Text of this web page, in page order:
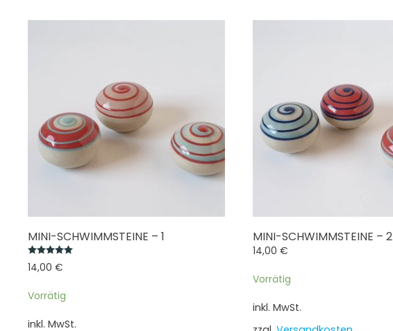
MINI-SCHWIMMSTEINE – 1
14,00 €
Vorrätig
inkl. MwSt.
MINI-SCHWIMMSTEINE – 2
14,00 €
Vorrätig
inkl. MwSt.